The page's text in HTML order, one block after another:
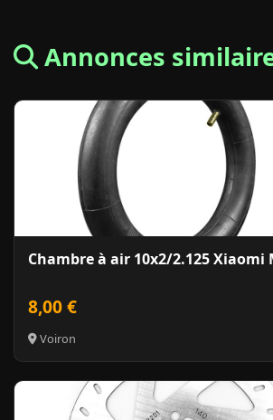
Annonces
Chambre à air 10x2/2.125 Xiaomi
8,00 €
Voiron